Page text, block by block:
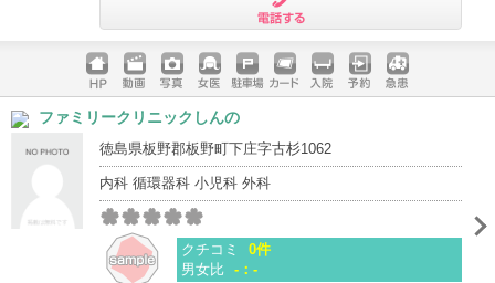
ホームペ
ージ
動画 写真 女医 駐車場
クレジッ
入院 予約 急患
ファミリークリニックしんの
徳島県板野郡板野町下庄字古杉1062
内科 循環器科 小児科 外科
クチコミ
0件
男女比 -：-